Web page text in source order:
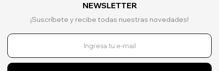
NEWSLETTER
¡Suscríbete y recibe todas nuestras novedades!